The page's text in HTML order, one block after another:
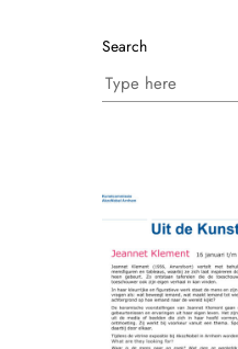
Search
Search
for: